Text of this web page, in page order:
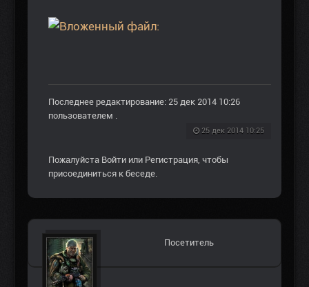
Последнее редактирование: 25 дек 2014 10:26
пользователем
25 дек 2014 10:25
Пожалуйста Войти или Регистрация , чтобы
присоединиться к беседе.
Посетитель